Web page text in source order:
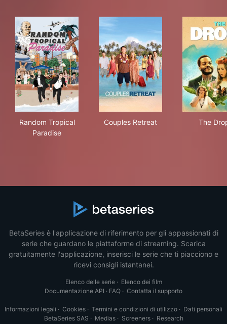
Random Tropical
Paradise
Couples Retreat The
BetaSeries è l'applicazione di riferimento per gli appassionati di
serie che guardano le piattaforme di streaming. Scarica
gratuitamente l'applicazione, inserisci le serie che ti piacciono e
ricevi consigli istantanei.
Elenco delle serie· Elenco dei film
Documentazione API · FAQ · Contatta il supporto
Informazioni legali · Cookies · Termini e condizioni di utilizzo · Dati personali
BetaSeries SAS · Medias· Screeners· Research